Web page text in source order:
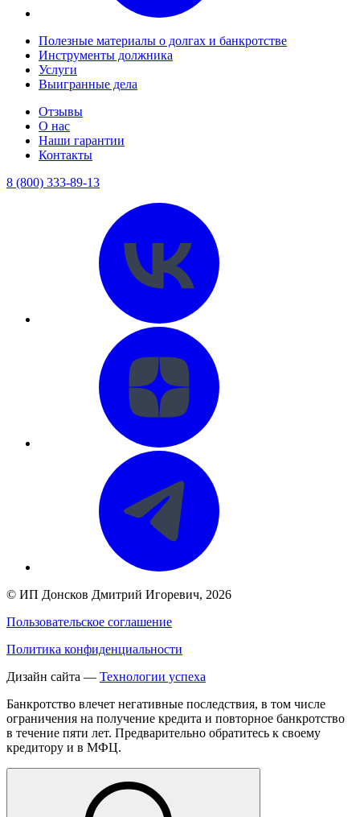
Полезные материалы о долгах и банкротстве
Инструменты должника
Услуги
Выигранные дела
Отзывы
О нас
Наши гарантии
Контакты
8 (800) 333-89-13
© ИП Донсков Дмитрий Игоревич, 2026
Пользовательское соглашение
Политика конфиденциальности
Дизайн сайта — Технологии успеха
Банкротство влечет негативные последствия, в том числе
ограничения на получение кредита и повторное банкротство
в течение пяти лет. Предварительно обратитесь к своему
кредитору и в МФЦ.